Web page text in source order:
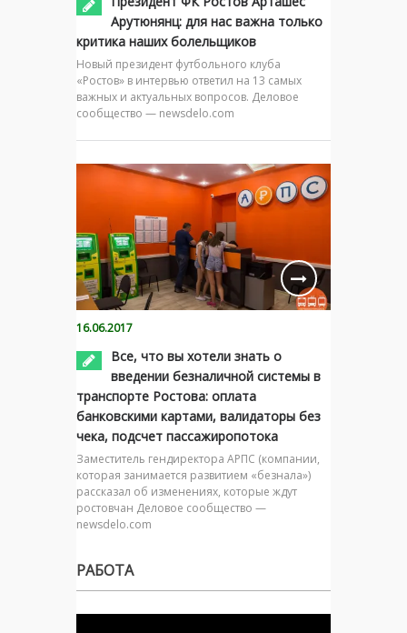
Арутюнянц: для нас важна только
критика наших болельщиков
Новый президент футбольного клуба
«Ростов» в интервью ответил на 13 самых
важных и актуальных вопросов. Деловое
сообщество — newsdelo.com
16.06.2017
Все, что вы хотели знать о
введении безналичной системы в
транспорте Ростова: оплата
банковскими картами, валидаторы без
чека, подсчет пассажиропотока
Заместитель гендиректора АРПС (компании,
которая занимается развитием «безнала»)
рассказал об изменениях, которые ждут
ростовчан Деловое сообщество —
newsdelo.com
РАБОТА